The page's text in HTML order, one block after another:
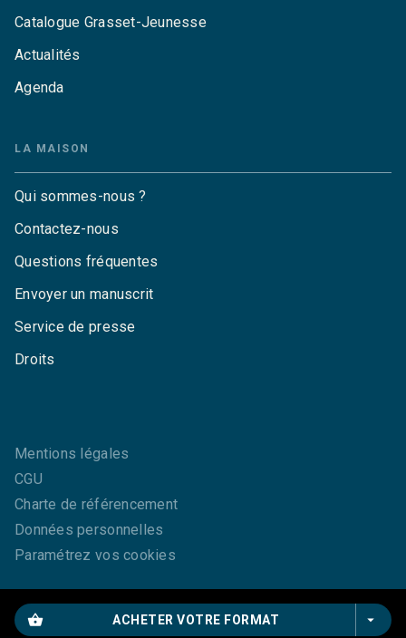
shopping_basket ACHETER VOTRE FORMAT arrow_drop_down
Catalogue Grasset-Jeunesse
Actualités
Agenda
LA MAISON
Qui sommes-nous ?
Contactez-nous
Questions fréquentes
Envoyer un manuscrit
Service de presse
Droits
Mentions légales
CGU
Charte de référencement
Données personnelles
Paramétrez vos cookies